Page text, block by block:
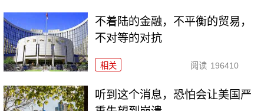
不着陆的金融，不平衡的贸易，
不对等的对抗
相关 阅读 196410
听到这个消息，恐怕会让美国严